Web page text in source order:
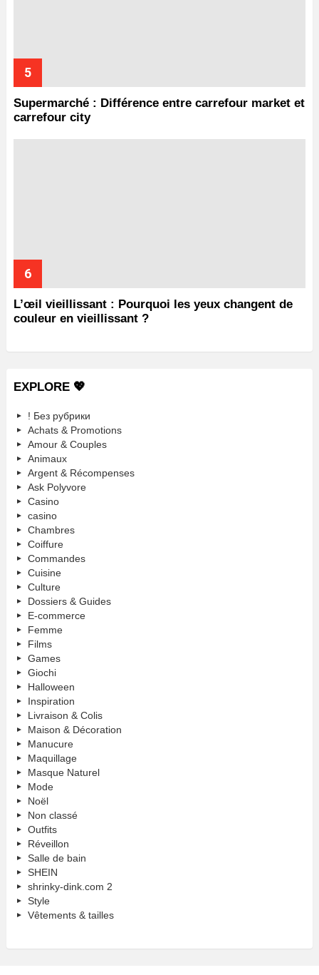
Supermarché : Différence entre carrefour market et
carrefour city
L’œil vieillissant : Pourquoi les yeux changent de
couleur en vieillissant ?
EXPLORE 💖
! Без рубрики
Achats & Promotions
Amour & Couples
Animaux
Argent & Récompenses
Ask Polyvore
Casino
casino
Chambres
Coiffure
Commandes
Cuisine
Culture
Dossiers & Guides
E-commerce
Femme
Films
Games
Giochi
Halloween
Inspiration
Livraison & Colis
Maison & Décoration
Manucure
Maquillage
Masque Naturel
Mode
Noël
Non classé
Outfits
Réveillon
Salle de bain
SHEIN
shrinky-dink.com 2
Style
Vêtements & tailles